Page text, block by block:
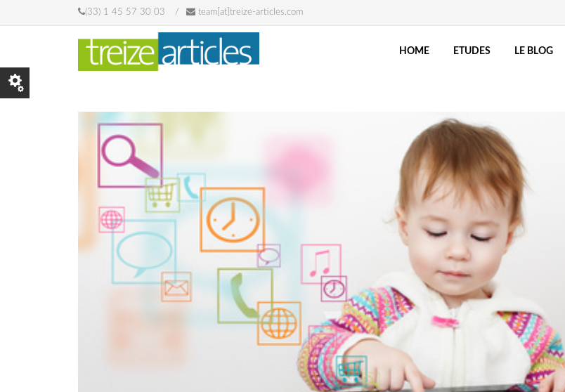
Skip to main content(33) 1 45 57 30 03 team[at]treize-articles.com
HOME ETUDES LE BLOG
© Konstantin Yuganov - Fotolia.com_.png